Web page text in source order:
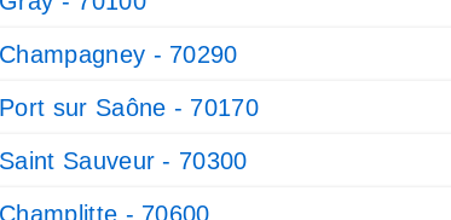
Champagney - 70290
Port sur Saône - 70170
Saint Sauveur - 70300
Champlitte - 70600